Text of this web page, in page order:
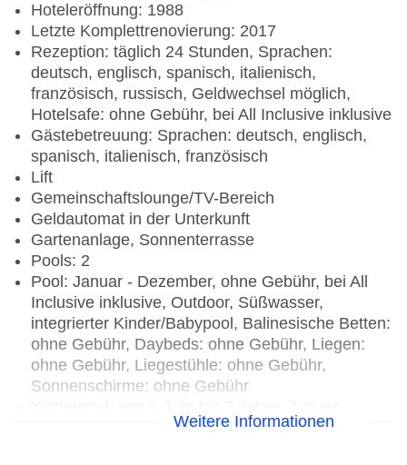
Hoteleröffnung: 1988
Letzte Komplettrenovierung: 2017
Rezeption: täglich 24 Stunden, Sprachen:
deutsch, englisch, spanisch, italienisch,
französisch, russisch, Geldwechsel möglich,
Hotelsafe: ohne Gebühr, bei All Inclusive inklusive
Gästebetreuung: Sprachen: deutsch, englisch,
spanisch, italienisch, französisch
Lift
Gemeinschaftslounge/TV-Bereich
Geldautomat in der Unterkunft
Gartenanlage, Sonnenterrasse
Pools: 2
Pool: Januar - Dezember, ohne Gebühr, bei All
Inclusive inklusive, Outdoor, Süßwasser,
integrierter Kinder/Babypool, Balinesische Betten:
ohne Gebühr, Daybeds: ohne Gebühr, Liegen:
ohne Gebühr, Liegestühle: ohne Gebühr,
Sonnenschirme: ohne Gebühr
Dezember, ohne Gebühr, Outdoor, Süßwasser,
Weitere Informationen